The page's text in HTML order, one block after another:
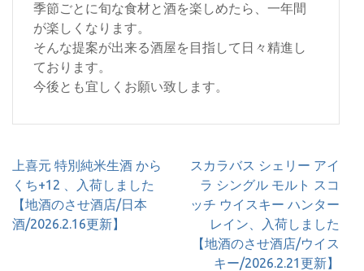
季節ごとに旬な食材と酒を楽しめたら、一年間
が楽しくなります。
そんな提案が出来る酒屋を目指して日々精進し
ております。
今後とも宜しくお願い致します。
投
稿
ナ
ビ
上喜元 特別純米生酒 から
くち+12 、入荷しました
【地酒のさせ酒店/日本
酒/2026.2.16更新】
スカラバス シェリー アイ
ラ シングル モルト スコ
ッチ ウイスキー ハンター
レイン、入荷しました
【地酒のさせ酒店/ウイス
キー/2026.2.21更新】